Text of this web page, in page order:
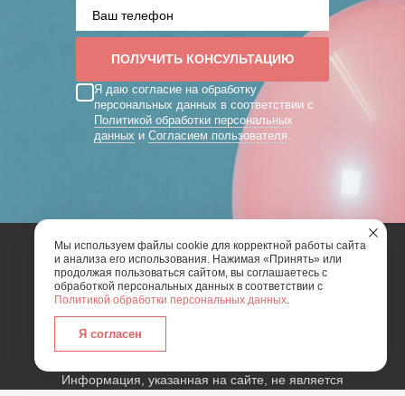
Я даю согласие на обработку
персональных данных в соответствии с
Политикой обработки персональных
данных и Согласием пользователя
2026 | Art Mix Show - творческая группа
Согласие пользователя сайта на обработку
персональных данных
Информация, указанная на сайте, не является
Мы используем файлы cookie для корректной работы сайта
и анализа его использования. Нажимая «Принять» или
продолжая пользоваться сайтом, вы соглашаетесь с
обработкой персональных данных в соответствии с
Политикой обработки персональных данных.
Я согласен